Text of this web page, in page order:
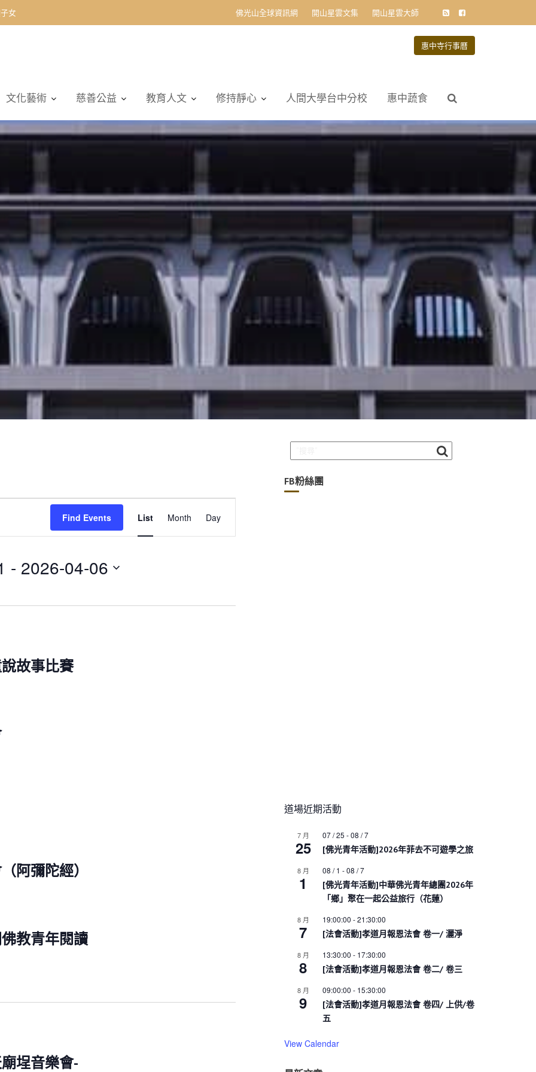
女 佛光山全球資訊網 開山星雲文集 開山星雲大師
惠中寺行事曆
文化藝術 慈善公益 教育人文 修持靜心 人間大學台中分校 惠中蔬食
Find Events
v
n
s
List Month Day
- 2026-04-06
故事比賽
阿彌陀經）
教青年閱讀
埕音樂會-
FB粉絲團
道場近期活動
7 月
25
07 / 25 -08 / 7
[佛光青年活動]2026年菲去不可遊學之旅
8 月
1
08 / 1 -08 / 7
[佛光青年活動]中華佛光青年總團2026年
「鄉」聚在一起公益旅行（花蓮）
8 月
7
19:00:00 -21:30:00
[法會活動]孝道月報恩法會 卷一/ 灑淨
8 月
8
13:30:00 - 17:30:00
[法會活動]孝道月報恩法會 卷二/ 卷三
8 月
9
09:00:00 - 15:30:00
[法會活動]孝道月報恩法會 卷四/ 上供/卷
五
View Calendar